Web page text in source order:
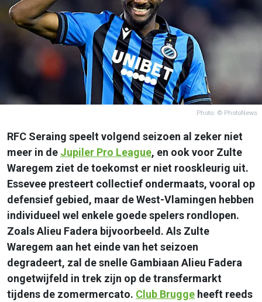
Photo: © PhotoNews
RFC Seraing speelt volgend seizoen al zeker niet
meer in de Jupiler Pro League, en ook voor Zulte
Waregem ziet de toekomst er niet rooskleurig uit.
Essevee presteert collectief ondermaats, vooral op
defensief gebied, maar de West-Vlamingen hebben
individueel wel enkele goede spelers rondlopen.
Zoals Alieu Fadera bijvoorbeeld. Als Zulte
Waregem aan het einde van het seizoen
degradeert, zal de snelle Gambiaan Alieu Fadera
ongetwijfeld in trek zijn op de transfermarkt
tijdens de zomermercato. Club Brugge heeft reeds